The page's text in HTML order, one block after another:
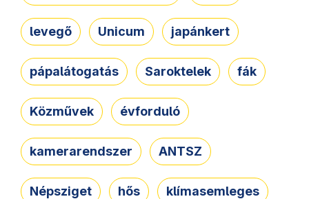
levegő Unicum japánkert
pápalátogatás Saroktelek fák
Közművek évforduló
kamerarendszer ANTSZ
Népsziget hős klímasemleges